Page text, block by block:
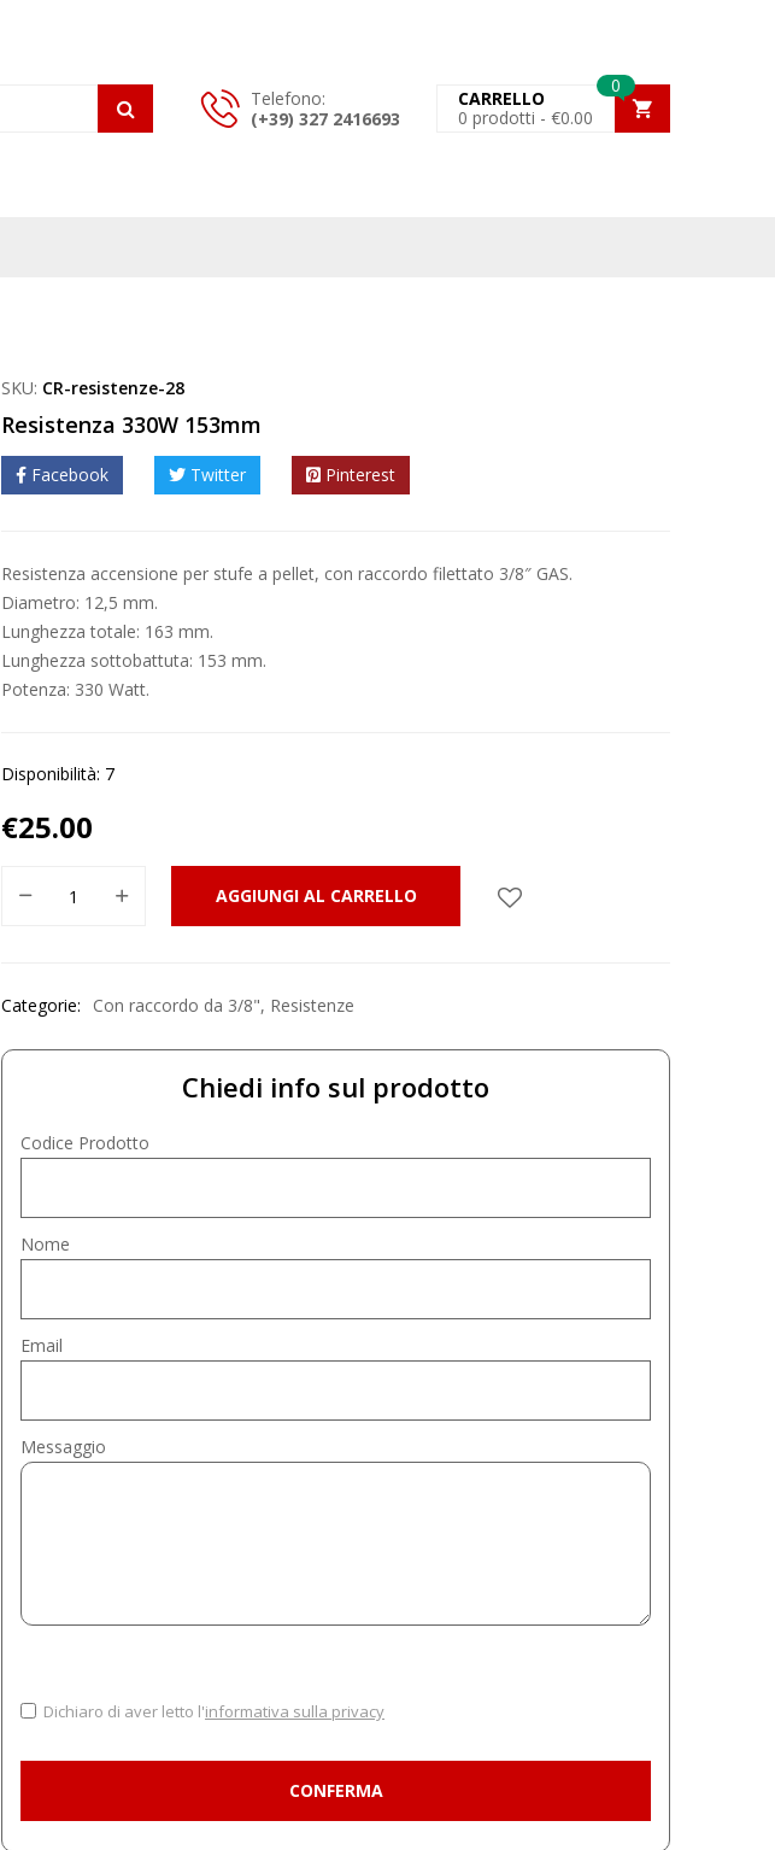
Telefono:
(+39) 327 2416693
0
CARRELLO
0 prodotti - €0.00
SKU: CR-resistenze-28
Resistenza 330W 153mm
Facebook Twitter Pinterest
Resistenza accensione per stufe a pellet, con raccordo filettato 3/8″ GAS.
Diametro: 12,5 mm.
Lunghezza totale: 163 mm.
Lunghezza sottobattuta: 153 mm.
Potenza: 330 Watt.
Disponibilità: 7
€25.00
AGGIUNGI AL CARRELLO
Categorie: Con raccordo da 3/8", Resistenze
Chiedi info sul prodotto
Codice Prodotto
Nome
Email
Messaggio
Dichiaro di aver letto l'informativa sulla privacy